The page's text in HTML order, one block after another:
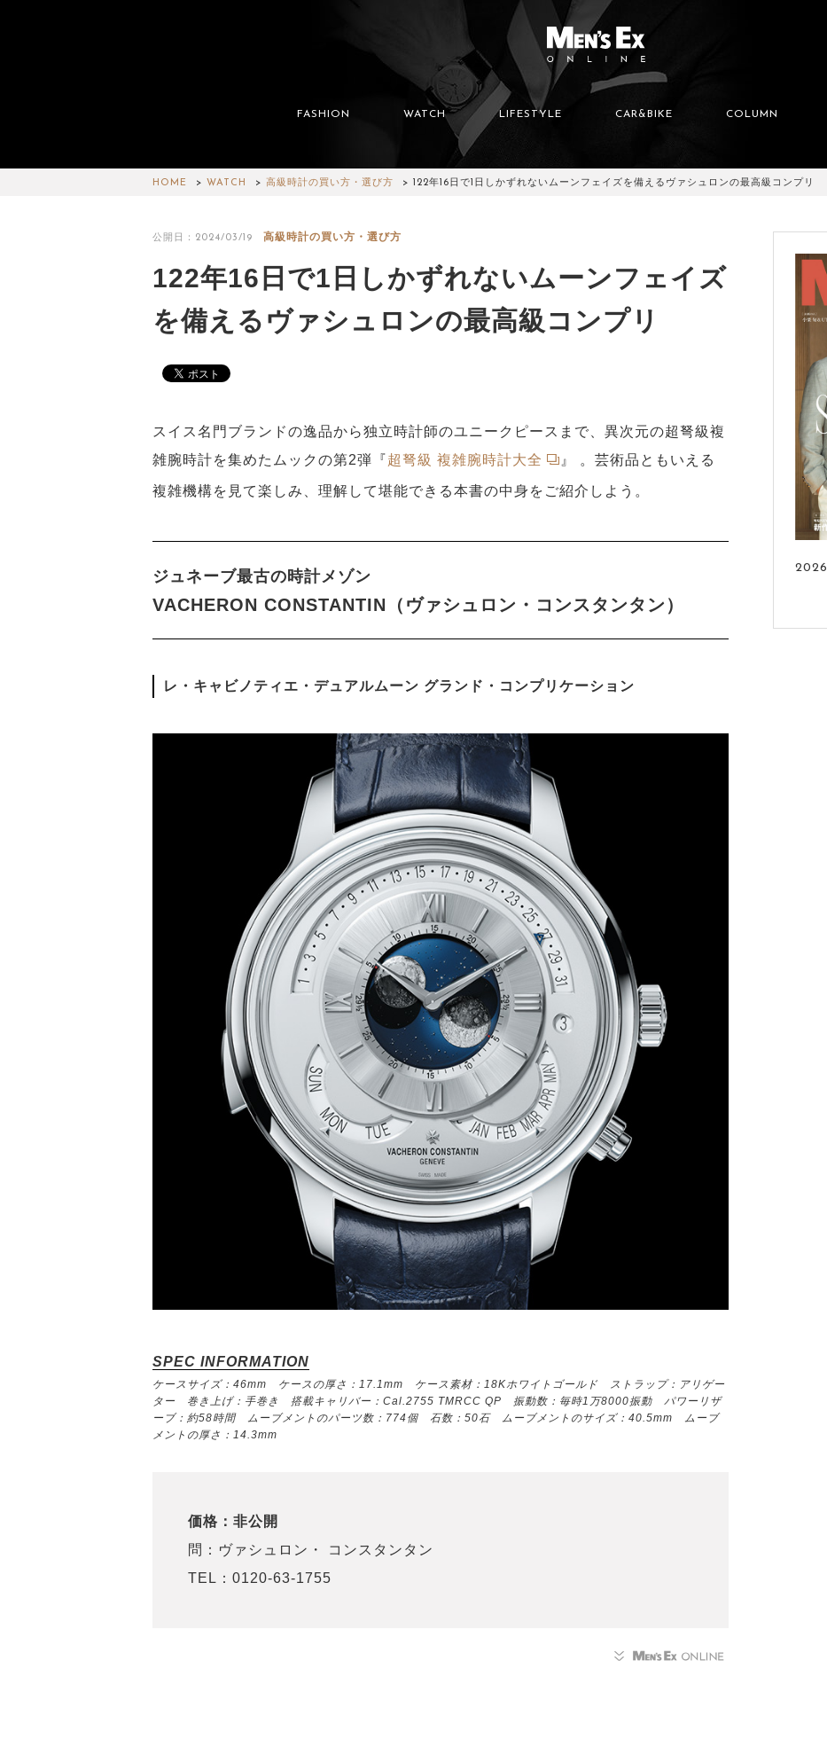
FASHION WATCH LIFESTYLE CAR&BIKE COLUMN
HOME WATCH 高級時計の買い方・選び方 122年16日で1日しかずれないムーンフェイズを備えるヴァシュロンの最高級コンプリ
公開日：2024/03/19 高級時計の買い方・選び方
122年16日で1日しかずれないムーンフェイズ
を備えるヴァシュロンの最高級コンプリ
スイス名門ブランドの逸品から独立時計師のユニークピースまで、異次元の超弩級複
雑腕時計を集めたムックの第2弾『超弩級 複雑腕時計大全 』 。芸術品ともいえる
複雑機構を見て楽しみ、理解して堪能できる本書の中身をご紹介しよう。
ジュネーブ最古の時計メゾン
VACHERON CONSTANTIN（ヴァシュロン・コンスタンタン）
レ・キャビノティエ・デュアルムーン グランド・コンプリケーション
SPEC INFORMATION
ケースサイズ：46mm ケースの厚さ：17.1mm ケース素材：18Kホワイトゴールド ストラップ：アリゲー
ター 巻き上げ：手巻き 搭載キャリバー：Cal.2755 TMRCC QP 振動数：毎時1万8000振動 パワーリザ
ーブ：約58時間 ムーブメントのパーツ数：774個 石数：50石 ムーブメントのサイズ：40.5mm ムーブ
メントの厚さ：14.3mm
価格：非公開
問：ヴァシュロン・ コンスタンタン
TEL：0120-63-1755
2026